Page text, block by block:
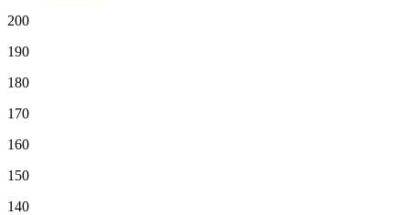
200
190
180
170
160
150
140